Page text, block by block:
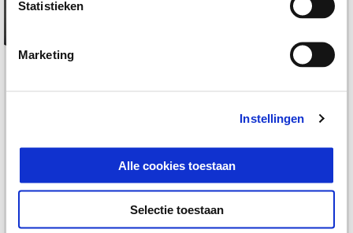
Statistieken
Marketing
Instellingen
Alle cookies toestaan
Selectie toestaan
KIT SUPPORT TOP BOX
32LT MEDLEY
Keyless Top Box 52lt